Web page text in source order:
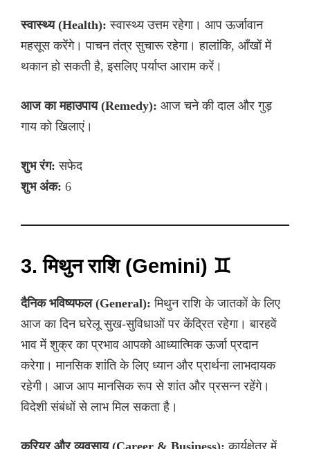
स्वास्थ्य (Health): स्वास्थ्य उत्तम रहेगा। आप ऊर्जावान
महसूस करेंगे। पाचन तंत्र सुचारू रहेगा। हालांकि, आँखों में
थकान हो सकती है, इसलिए पर्याप्त आराम करें।
आज का महाउपाय (Remedy): आज चने की दाल और गुड़
गाय को खिलाएं।
शुभ रंग: सफेद
शुभ अंक: 6
3. मिथुन राशि (Gemini) ♊
दैनिक भविष्यफल (General): मिथुन राशि के जातकों के लिए
आज का दिन घरेलू सुख-सुविधाओं पर केंद्रित रहेगा। बारहवें
भाव में शुक्र का प्रभाव आपको आध्यात्मिक ऊर्जा प्रदान
करेगा। मानसिक शांति के लिए ध्यान और प्रार्थना लाभदायक
रहेगी। आज आप मानसिक रूप से शांत और प्रसन्न रहेंगे।
विदेशी संबंधों से लाभ मिल सकता है।
करियर और व्यवसाय (Career & Business): कार्यक्षेत्र में